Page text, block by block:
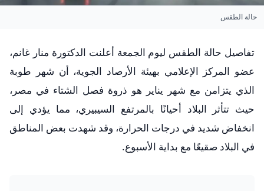
حالة الطقس
تفاصيل حالة الطقس ليوم الجمعة أعلنت الدكتورة منار غانم،
عضو المركز الإعلامي بهيئة الأرصاد الجوية، أن شهر طوبة
الذي يتزامن مع شهر يناير هو ذروة فصل الشتاء في مصر،
حيث تتأثر البلاد أحيانًا بالمرتفع السيبيري، مما يؤدي إلى
انخفاض شديد في درجات الحرارة، وقد شهدت بعض المناطق
في البلاد صقيعًا مع بداية الأسبوع.